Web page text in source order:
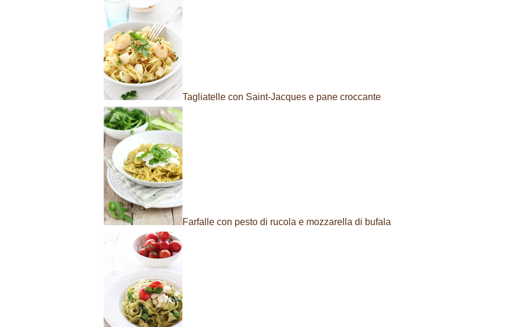
Tagliatelle con Saint-Jacques e pane croccante
Farfalle con pesto di rucola e mozzarella di bufala